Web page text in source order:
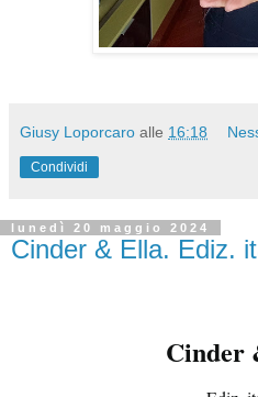
Giusy Loporcaro alle 16:18
Condividi
lunedì 20 maggio 2024
Cinder & Ella. Ediz.
Cinder